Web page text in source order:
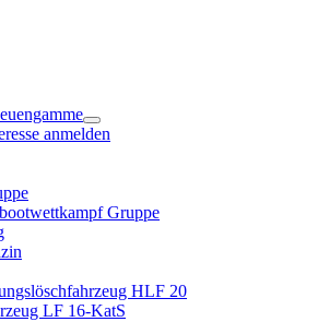
anmelden
Gruppe
HLF 20
LF 16-KatS